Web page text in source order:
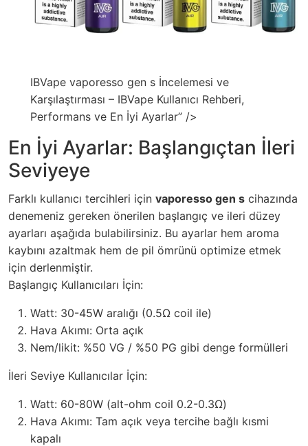
IBVape vaporesso gen s İncelemesi ve
Karşılaştırması – IBVape Kullanıcı Rehberi,
Performans ve En İyi Ayarlar” />
En İyi Ayarlar: Başlangıçtan İleri
Seviyeye
Farklı kullanıcı tercihleri için vaporesso gen s cihazında
denemeniz gereken önerilen başlangıç ve ileri düzey
ayarları aşağıda bulabilirsiniz. Bu ayarlar hem aroma
kaybını azaltmak hem de pil ömrünü optimize etmek
için derlenmiştir.
Başlangıç Kullanıcıları İçin:
Watt: 30-45W aralığı (0.5Ω coil ile)
Hava Akımı: Orta açık
Nem/likit: %50 VG / %50 PG gibi denge formülleri
İleri Seviye Kullanıcılar İçin:
Watt: 60-80W (alt-ohm coil 0.2-0.3Ω)
Hava Akımı: Tam açık veya tercihe bağlı kısmi
kapalı